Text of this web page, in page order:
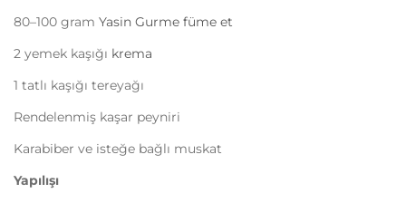
80–100 gram Yasin Gurme füme et
2 yemek kaşığı krema
1 tatlı kaşığı tereyağı
Rendelenmiş kaşar peyniri
Karabiber ve isteğe bağlı muskat
Yapılışı